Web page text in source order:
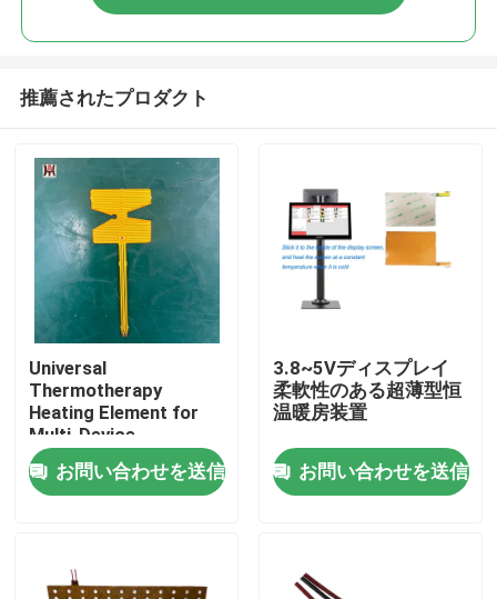
家
プロダクト
私達について
推薦されたプロダクト
Universal
Thermotherapy
Heating Element for
Multi-Device
Applications
お問い合わせを送信
3.8~5Vディスプレイ
柔軟性のある超薄型恒
温暖房装置
お問い合わせを送信